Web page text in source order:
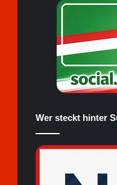
Wer steckt hinter